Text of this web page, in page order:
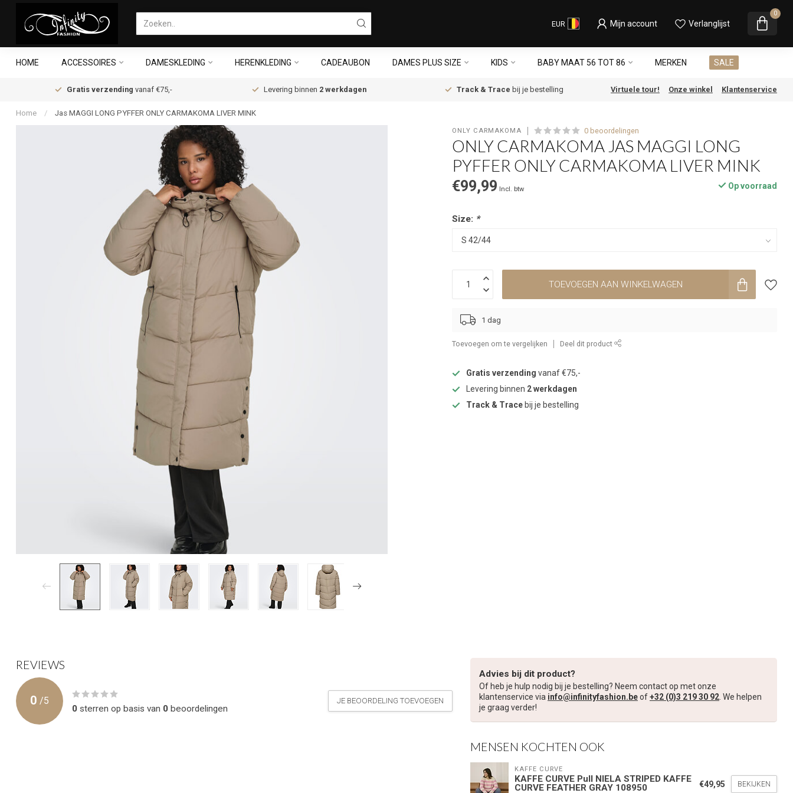
EUR Mijn account Verlanglijst
0
HOME ACCESSOIRES DAMESKLEDING HERENKLEDING CADEAUBON DAMES PLUS SIZE KIDS BABY MAAT 56 TOT 86 MERKEN SALE
Gratis verzending vanaf €75,- Levering binnen 2 werkdagen Track & Trace bij je bestelling Virtuele tour! Onze winkel Klantenservice
Home / Jas MAGGI LONG PYFFER ONLY CARMAKOMA LIVER MINK
ONLY CARMAKOMA 0 beoordelingen
ONLY CARMAKOMA JAS MAGGI LONG
PYFFER ONLY CARMAKOMA LIVER MINK
€99,99 Incl. btw Op voorraad
Size: *
TOEVOEGEN AAN WINKELWAGEN
1 dag
Toevoegen om te vergelijken Deel dit product
Gratis verzending vanaf €75,-
Levering binnen 2 werkdagen
Track & Trace bij je bestelling
REVIEWS
0 /5
0 sterren op basis van 0 beoordelingen
JE BEOORDELING TOEVOEGEN
Advies bij dit product?
Of heb je hulp nodig bij je bestelling? Neem contact op met onze
klantenservice via info@infinityfashion.beof+32 (0)3 219 30 92 . We helpen
je graag verder!
MENSEN KOCHTEN OOK
KAFFE CURVE
KAFFE CURVE Pull NIELA STRIPED KAFFE
CURVE FEATHER GRAY 108950
€49,95 BEKIJKEN